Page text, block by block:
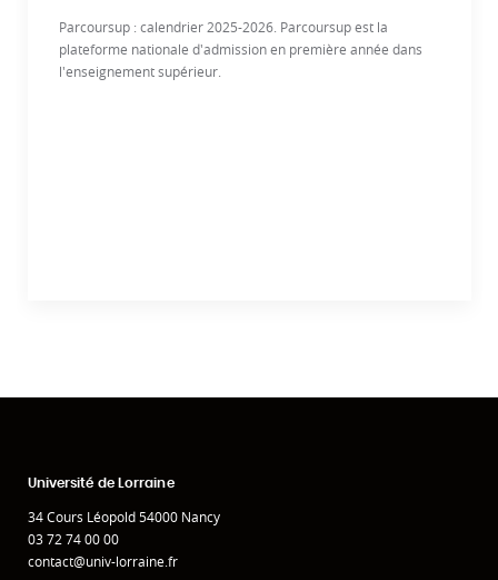
Parcoursup : calendrier 2025-2026. Parcoursup est la
plateforme nationale d'admission en première année dans
l'enseignement supérieur.
Université de Lorraine
34 Cours Léopold 54000 Nancy
03 72 74 00 00
contact@univ-lorraine.fr